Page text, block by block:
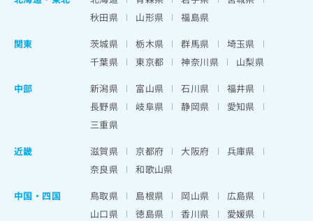
秋田県
山形県
福島県
関東
茨城県 栃木県 群馬県
埼玉県
千葉県
東京都 神奈川県
山梨県
中部
新潟県 富山県 石川県
福井県
長野県
岐阜県 静岡県
愛知県
三重県
近畿
滋賀県 京都府 大阪府
兵庫県
奈良県
和歌山県
中国・四国
鳥取県 島根県 岡山県
広島県
山口県
徳島県 香川県
愛媛県